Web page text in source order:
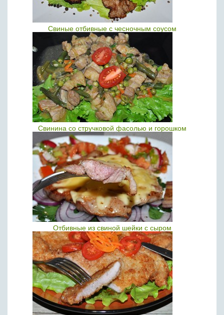
Свиные отбивные с чесночным соусом
Свинина со стручковой фасолью и горошком
Отбивные из свиной шейки с сыром